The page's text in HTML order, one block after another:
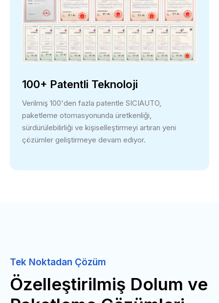
100+ Patentli Teknoloji
Verilmiş 100'den fazla patentle SICIAUTO,
paketleme otomasyonunda üretkenliği,
sürdürülebilirliği ve kişiselleştirmeyi artıran yeni
çözümler geliştirmeye devam ediyor.
Tek Noktadan Çözüm
Özelleştirilmiş Dolum ve